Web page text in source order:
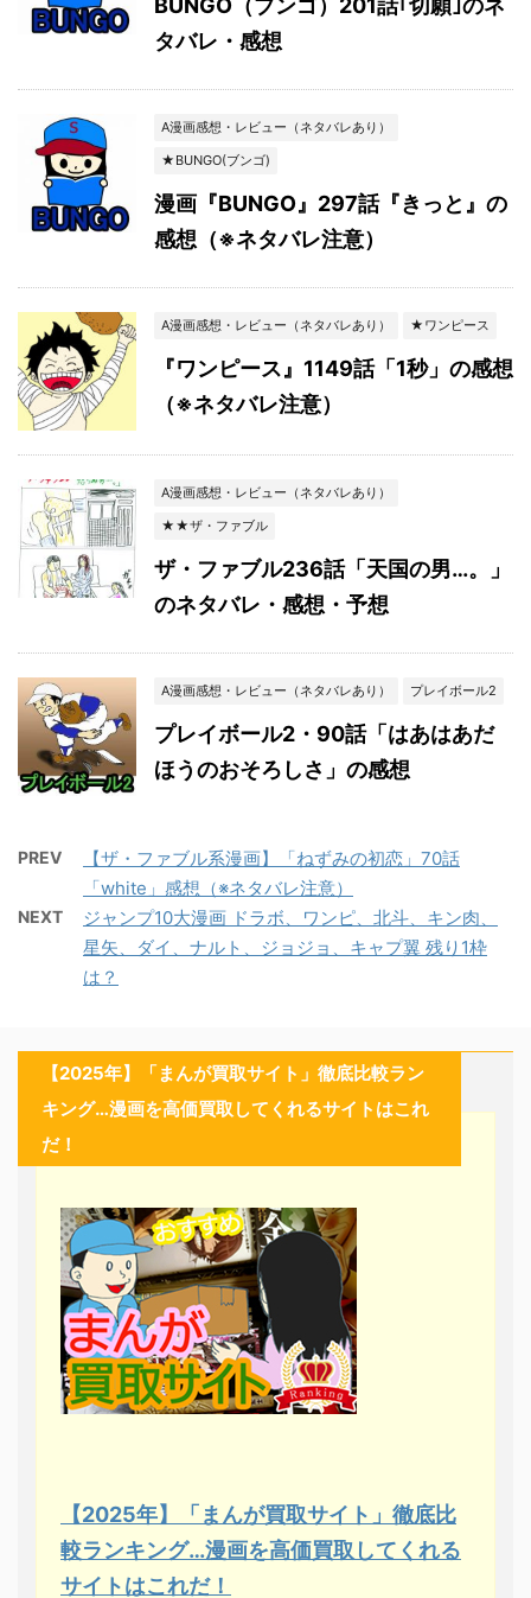
BUNGO（ブンゴ）201話｢切願｣のネ
タバレ・感想
A漫画感想・レビュー（ネタバレあり）
★BUNGO(ブンゴ)
漫画『BUNGO』297話『きっと』の
感想（※ネタバレ注意）
A漫画感想・レビュー（ネタバレあり） ★ワンピース
『ワンピース』1149話「1秒」の感想
（※ネタバレ注意）
A漫画感想・レビュー（ネタバレあり）
★★ザ・ファブル
ザ・ファブル236話「天国の男…。」
のネタバレ・感想・予想
A漫画感想・レビュー（ネタバレあり） プレイボール2
プレイボール2・90話「はあはあだ
ほうのおそろしさ」の感想
PREV
【ザ・ファブル系漫画】「ねずみの初恋」70話
「white」感想（※ネタバレ注意）
NEXT
ジャンプ10大漫画 ドラボ、ワンピ、北斗、キン肉、
星矢、ダイ、ナルト、ジョジョ、キャプ翼 残り1枠
は？
【2025年】「まんが買取サイト」徹底比較ラン
キング…漫画を高価買取してくれるサイトはこれ
だ！
【2025年】「まんが買取サイト」徹底比
較ランキング…漫画を高価買取してくれる
サイトはこれだ！